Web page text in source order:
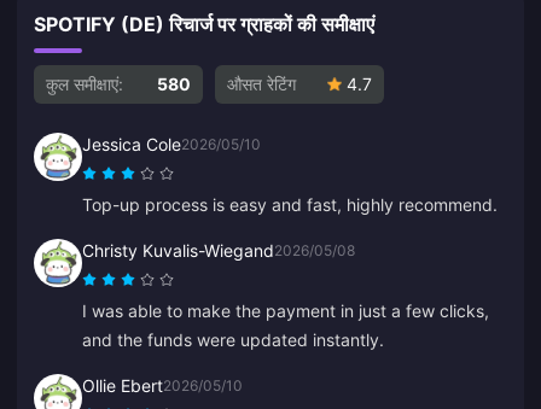
SPOTIFY (DE) रिचार्ज पर ग्राहकों की समीक्षाएं
कुल समीक्षाएं: 580 औसत रेटिंग 4.7
Jessica Cole2026/05/10
Top-up process is easy and fast, highly recommend.
Christy Kuvalis-Wiegand2026/05/08
I was able to make the payment in just a few clicks,
and the funds were updated instantly.
Ollie Ebert2026/05/10